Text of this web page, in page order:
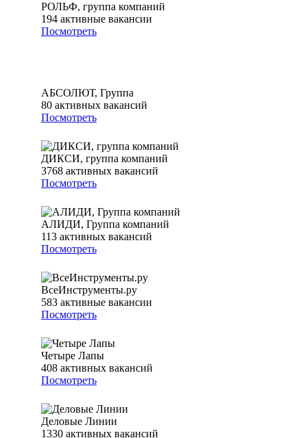
РОЛЬФ, группа компаний
194 активные вакансии
Посмотреть
АБСОЛЮТ, Группа
80 активных вакансий
Посмотреть
ДИКСИ, группа компаний
3768 активных вакансий
Посмотреть
АЛИДИ, Группа компаний
113 активных вакансий
Посмотреть
ВсеИнструменты.ру
583 активные вакансии
Посмотреть
Четыре Лапы
408 активных вакансий
Посмотреть
Деловые Линии
1330 активных вакансий